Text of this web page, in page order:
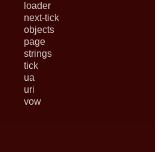
loader
next-tick
objects
page
strings
tick
ua
uri
vow